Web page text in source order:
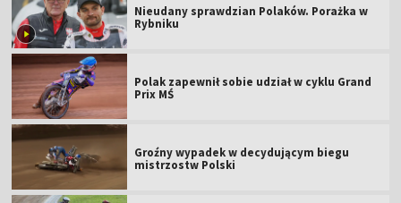
Nieudany sprawdzian Polaków. Porażka w
Rybniku
Polak zapewnił sobie udział w cyklu Grand
Prix MŚ
Groźny wypadek w decydującym biegu
mistrzostw Polski